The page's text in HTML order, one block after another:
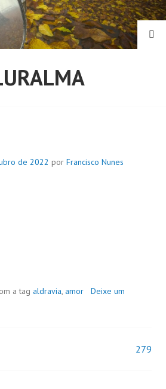
de 2022 por Francisco Nunes
a tag aldravia, amor
Deixe um
279